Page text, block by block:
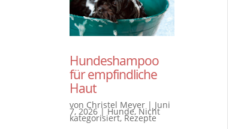
Hundeshampoo
für empfindliche
Haut
von Christel Meyer | Juni
7, 2026|Hunde,Nicht
kategorisiert,Rezepte